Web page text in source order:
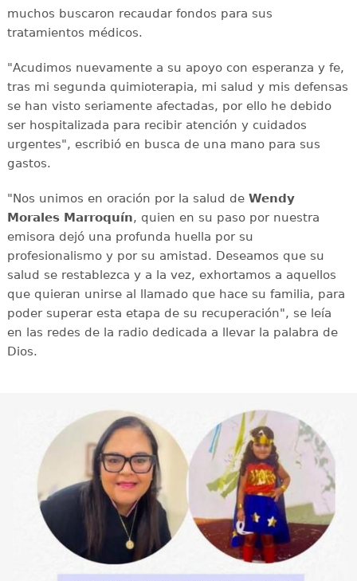
muchos buscaron recaudar fondos para sus
tratamientos médicos.
"Acudimos nuevamente a su apoyo con esperanza y fe,
tras mi segunda quimioterapia, mi salud y mis defensas
se han visto seriamente afectadas, por ello he debido
ser hospitalizada para recibir atención y cuidados
urgentes", escribió en busca de una mano para sus
gastos.
"Nos unimos en oración por la salud de Wendy
Morales Marroquín, quien en su paso por nuestra
emisora dejó una profunda huella por su
profesionalismo y por su amistad. Deseamos que su
salud se restablezca y a la vez, exhortamos a aquellos
que quieran unirse al llamado que hace su familia, para
poder superar esta etapa de su recuperación", se leía
en las redes de la radio dedicada a llevar la palabra de
Dios.